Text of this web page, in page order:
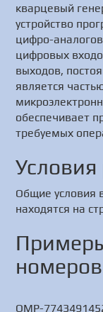
кварцевый
устройство
цифро-
цифровых
выходов,
является
обеспечивает
требуемых
Общие условия
находятся на
OMP-